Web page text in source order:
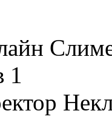
1